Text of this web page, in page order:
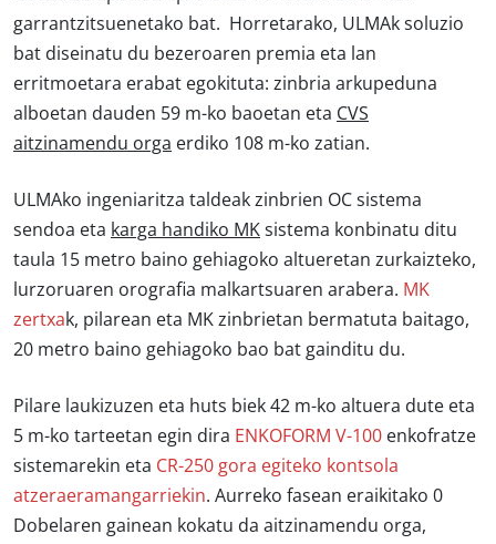
garrantzitsuenetako bat. Horretarako, ULMAk soluzio
bat diseinatu du bezeroaren premia eta lan
erritmoetara erabat egokituta: zinbria arkupeduna
alboetan dauden 59 m-ko baoetan eta CVS
aitzinamendu orga erdiko 108 m-ko zatian.
ULMAko ingeniaritza taldeak zinbrien OC sistema
sendoa eta karga handiko MK sistema konbinatu ditu
taula 15 metro baino gehiagoko altueretan zurkaizteko,
lurzoruaren orografia malkartsuaren arabera. MK
zertxak, pilarean eta MK zinbrietan bermatuta baitago,
20 metro baino gehiagoko bao bat gainditu du.
Pilare laukizuzen eta huts biek 42 m-ko altuera dute eta
5 m-ko tarteetan egin dira ENKOFORM V-100 enkofratze
sistemarekin eta CR-250 gora egiteko kontsola
atzeraeramangarriekin. Aurreko fasean eraikitako 0
Dobelaren gainean kokatu da aitzinamendu orga,